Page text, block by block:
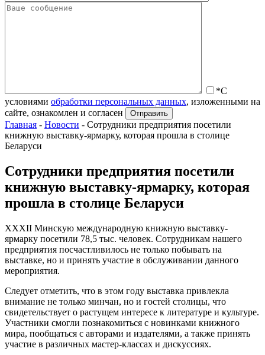
*С
условиями обработки персональных данных, изложенными на
сайте, ознакомлен и согласен
Главная - Новости - Сотрудники предприятия посетили
книжную выставку-ярмарку, которая прошла в столице
Беларуси
Сотрудники предприятия посетили
книжную выставку-ярмарку, которая
прошла в столице Беларуси
XXХII Минскую международную книжную выставку-
ярмарку посетили 78,5 тыс. человек. Сотрудникам нашего
предприятия посчастливилось не только побывать на
выставке, но и принять участие в обслуживании данного
мероприятия.
Следует отметить, что в этом году выставка привлекла
внимание не только минчан, но и гостей столицы, что
свидетельствует о растущем интересе к литературе и культуре.
Участники смогли познакомиться с новинками книжного
мира, пообщаться с авторами и издателями, а также принять
участие в различных мастер-классах и дискуссиях.